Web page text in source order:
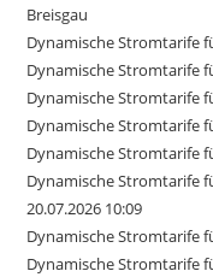
Breisgau
Dynamische Stromtarife
Dynamische Stromtarife
Dynamische Stromtarife
Dynamische Stromtarife
Dynamische Stromtarife
Dynamische Stromtarife
20.07.2026 10:09
Dynamische Stromtarife
Dynamische Stromtarife